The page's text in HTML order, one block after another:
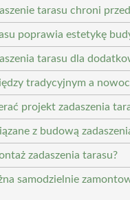
tarasu chroni
poprawia estetykę
tarasu dla
tradycyjnym a
projekt zadaszenia
z budową
zadaszenia tarasu?
samodzielnie